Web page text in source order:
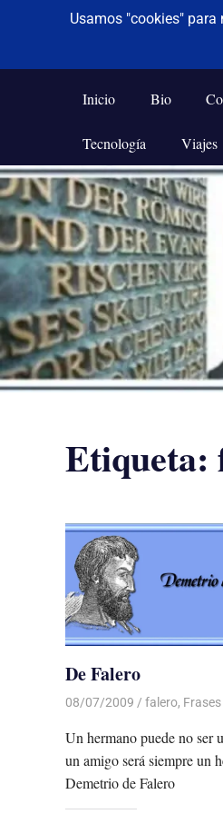
Saltar
al
contenido
De todo un
Frases,
Humor,
Tecnología
y
Viajes
Inicio Bio
Tecnología Viajes
Etiqueta:
De Falero
08/07/2009 De todo un
falero, Frases
Un hermano puede no ser
un amigo será siempre un
Demetrio de Falero